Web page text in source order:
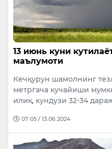
13 июнь куни
маълумоти
Кечқурун шамолнинг
метргача кучайиши
илиқ, кундузи 32-34
07:05 / 13.06.2024